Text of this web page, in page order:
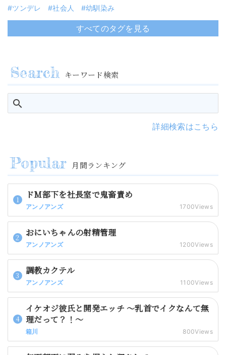
ツンデレ
社会人 幼馴染み
すべてのタグを見る
キーワード検索
詳細検索はこちら
月間ランキング
ドM部下を社長室で鬼畜責め
アンノアンズ 1700Views
おにいちゃんの射精管理
アンノアンズ 1200Views
調教カクテル
アンノアンズ 1100Views
イケオジ彼氏と開発エッチ 〜乳首でイクなんて無
理だって？！〜
箱川 800Views